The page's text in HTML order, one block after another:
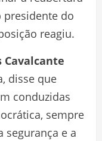
presidente do
reagiu.
Cavalcante
disse que
conduzidas
sempre
segurança e a